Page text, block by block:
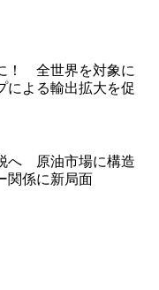
！ 全世界を対象に
による輸出拡大を促
へ 原油市場に構造
係に新局面